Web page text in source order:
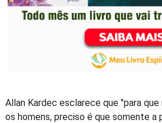
Allan Kardec esclarece que "para
os homens, preciso é que somente a